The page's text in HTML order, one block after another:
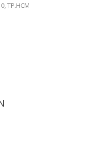
TP.HCM